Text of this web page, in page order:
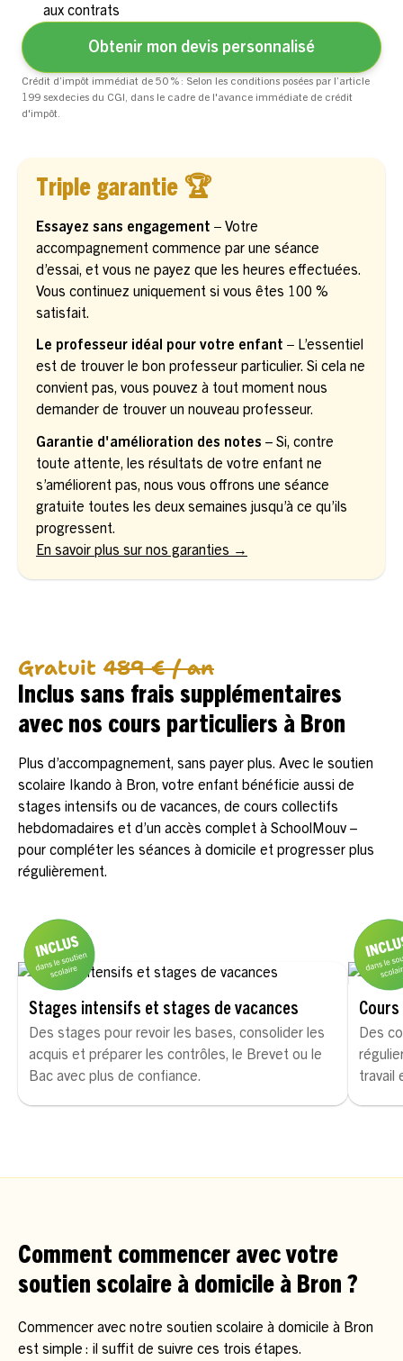
aux contrats
Obtenir mon devis personnalisé
Crédit d’impôt immédiat de 50 % : Selon les conditions posées par l’article
199 sexdecies du CGI, dans le cadre de l'avance immédiate de crédit
d'impôt.
Triple garantie 🏆
Essayez sans engagement – Votre
accompagnement commence par une séance
d’essai, et vous ne payez que les heures effectuées.
Vous continuez uniquement si vous êtes 100 %
satisfait.
Le professeur idéal pour votre enfant – L’essentiel
est de trouver le bon professeur particulier. Si cela ne
convient pas, vous pouvez à tout moment nous
demander de trouver un nouveau professeur.
Garantie d'amélioration des notes – Si, contre
toute attente, les résultats de votre enfant ne
s’améliorent pas, nous vous offrons une séance
gratuite toutes les deux semaines jusqu’à ce qu’ils
progressent.
En savoir plus sur nos garanties →
Gratuit 489 € / an
Inclus sans frais supplémentaires
avec nos cours particuliers à Bron
Plus d’accompagnement, sans payer plus. Avec le soutien
scolaire Ikando à Bron, votre enfant bénéficie aussi de
stages intensifs ou de vacances, de cours collectifs
hebdomadaires et d’un accès complet à SchoolMouv –
pour compléter les séances à domicile et progresser plus
régulièrement.
Stages intensifs et stages de vacances
Des stages pour revoir les bases, consolider les
acquis et préparer les contrôles, le Brevet ou le
Bac avec plus de confiance.
Des
travail
Comment commencer avec votre
soutien scolaire à domicile à Bron ?
Commencer avec notre soutien scolaire à domicile à Bron
est simple : il suffit de suivre ces trois étapes.